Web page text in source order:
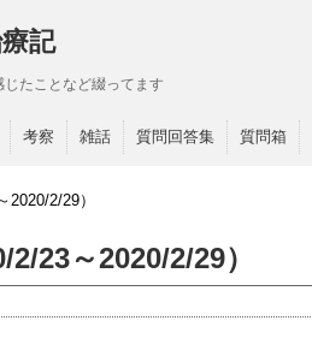
記
たことなど綴ってます
考察 雑話 質問回答集 質問箱
2020/2/29）
23～2020/2/29）